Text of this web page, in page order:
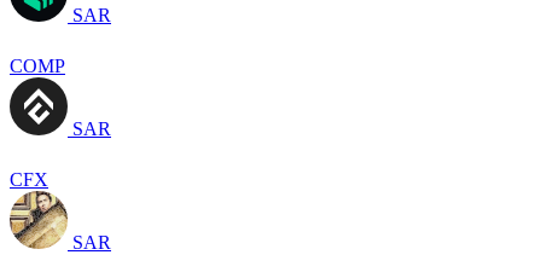
SAR
COMP
SAR
CFX
SAR